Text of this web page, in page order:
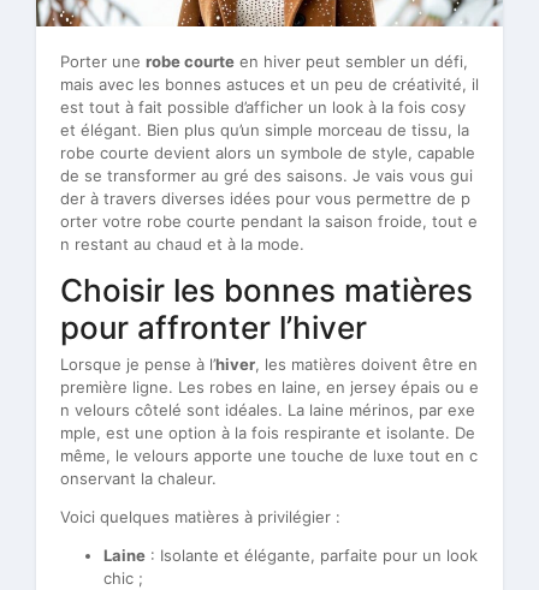
Porter une robe courte en hiver peut sembler un défi,
mais avec les bonnes astuces et un peu de créativité, il
est tout à fait possible d’afficher un look à la fois cosy
et élégant. Bien plus qu’un simple morceau de tissu, la
robe courte devient alors un symbole de style, capable
de se transformer au gré des saisons. Je vais vous gui
der à travers diverses idées pour vous permettre de p
orter votre robe courte pendant la saison froide, tout e
n restant au chaud et à la mode.
Choisir les bonnes matières
pour affronter l’hiver
Lorsque je pense à l’hiver, les matières doivent être en
première ligne. Les robes en laine, en jersey épais ou e
n velours côtelé sont idéales. La laine mérinos, par exe
mple, est une option à la fois respirante et isolante. De
même, le velours apporte une touche de luxe tout en c
onservant la chaleur.
Voici quelques matières à privilégier :
Laine : Isolante et élégante, parfaite pour un look
chic ;